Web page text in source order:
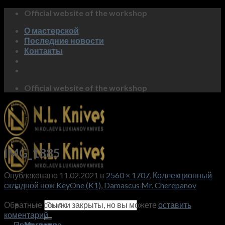
Skip
content
Official website of the workshop
О мастерской
Последние новости
Контакты
Official website of the workshop
Искать:
IMG_1885
Опублековано 11.02.2021 в 2560 × 1707, Коллекционный
складной нож KeyOne (K1), Damascus Mr. Cherepanov
Обратные ссылки закрыты, но вы можете оставить
коментарий.